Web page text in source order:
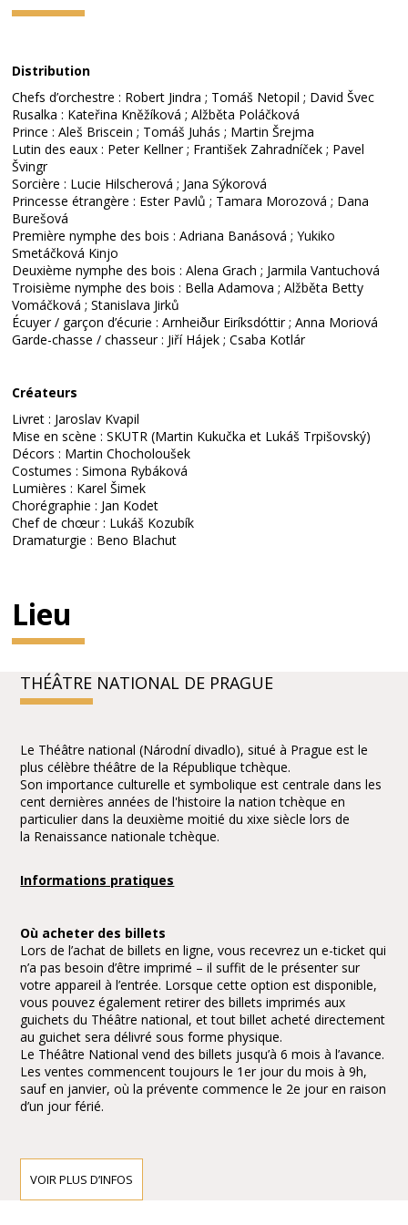
Distribution
Chefs d’orchestre : Robert Jindra ; Tomáš Netopil ; David Švec
Rusalka : Kateřina Kněžíková ; Alžběta Poláčková
Prince : Aleš Briscein ; Tomáš Juhás ; Martin Šrejma
Lutin des eaux : Peter Kellner ; František Zahradníček ; Pavel
Švingr
Sorcière : Lucie Hilscherová ; Jana Sýkorová
Princesse étrangère : Ester Pavlů ; Tamara Morozová ; Dana
Burešová
Première nymphe des bois : Adriana Banásová ; Yukiko
Smetáčková Kinjo
Deuxième nymphe des bois : Alena Grach ; Jarmila Vantuchová
Troisième nymphe des bois : Bella Adamova ; Alžběta Betty
Vomáčková ; Stanislava Jirků
Écuyer / garçon d’écurie : Arnheiður Eiríksdóttir ; Anna Moriová
Garde-chasse / chasseur : Jiří Hájek ; Csaba Kotlár
Créateurs
Livret : Jaroslav Kvapil
Mise en scène : SKUTR (Martin Kukučka et Lukáš Trpišovský)
Décors : Martin Chocholoušek
Costumes : Simona Rybáková
Lumières : Karel Šimek
Chorégraphie : Jan Kodet
Chef de chœur : Lukáš Kozubík
Dramaturgie : Beno Blachut
Lieu
THÉÂTRE NATIONAL DE PRAGUE
Le Théâtre national (Národní divadlo), situé à Prague est le
plus célèbre théâtre de la République tchèque.
Son importance culturelle et symbolique est centrale dans les
cent dernières années de l'histoire la nation tchèque en
particulier dans la deuxième moitié du xixe siècle lors de
la Renaissance nationale tchèque.
Informations pratiques
Où acheter des billets
Lors de l’achat de billets en ligne, vous recevrez un e-ticket qui
n’a pas besoin d’être imprimé – il suffit de le présenter sur
votre appareil à l’entrée. Lorsque cette option est disponible,
vous pouvez également retirer des billets imprimés aux
guichets du Théâtre national, et tout billet acheté directement
au guichet sera délivré sous forme physique.
Le Théâtre National vend des billets jusqu’à 6 mois à l’avance.
Les ventes commencent toujours le 1er jour du mois à 9h,
sauf en janvier, où la prévente commence le 2e jour en raison
d’un jour férié.
À quelle heure ouvrent les portes avant le spectacle ?
Le Théâtre National, l’Opéra d’État et le Théâtre des États
VOIR PLUS D’INFOS